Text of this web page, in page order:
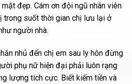
đẹp. Cám ơn đội ngũ nhân viên
trong suốt thời gian chị lưu lại ở
người nhà.
nhủ đến chị em sau ly hôn đừng
phụ nữ hiện đại phải luôn rạng
lượng tích cực. Biết kiếm tiền và